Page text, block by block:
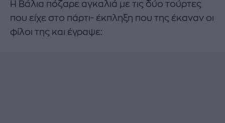
Η Βάλια πόζαρε αγκαλιά με τις δύο τούρτες
που είχε στο πάρτι- έκπληξη που της έκαναν οι
φίλοι της και έγραψε: